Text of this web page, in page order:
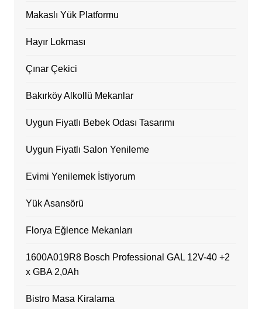
Makaslı Yük Platformu
Hayır Lokması
Çınar Çekici
Bakırköy Alkollü Mekanlar
Uygun Fiyatlı Bebek Odası Tasarımı
Uygun Fiyatlı Salon Yenileme
Evimi Yenilemek İstiyorum
Yük Asansörü
Florya Eğlence Mekanları
1600A019R8 Bosch Professional GAL 12V-40 +2
x GBA 2,0Ah
Bistro Masa Kiralama